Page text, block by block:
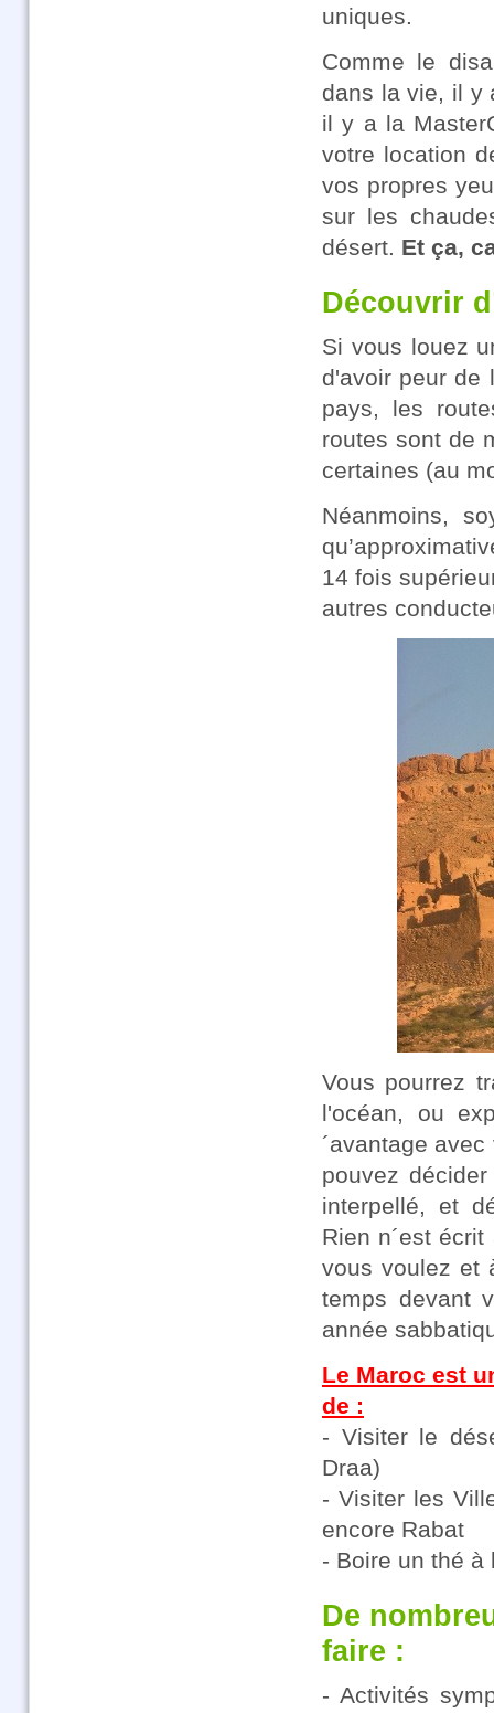
uniques.
Comme le
dans la vie, il y
il y a la
votre location
vos propres
sur les
désert. Et ça,
Découvrir
Si vous louez
d'avoir peur de
pays, les
routes sont de
certaines (au
Néanmoins,
14 fois
autres
Vous pourrez
l'océan, ou
´avantage
pouvez
interpellé, et
Rien n´est
vous voulez et
temps devant
année
Le Maroc est
de :
- Visiter le
Draa)
- Visiter les
encore Rabat
- Boire un thé à
De
faire :
- Activités